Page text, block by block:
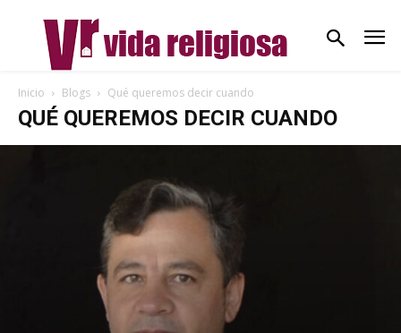
Inicio Blogs Qué queremos decir cuando
QUÉ QUEREMOS DECIR CUANDO